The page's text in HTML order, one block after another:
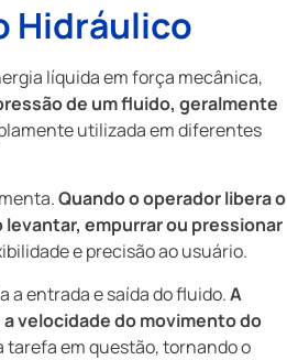
Hidráulico
líquida em força mecânica,
de um fluido, geralmente
utilizada em diferentes
Quando o operador libera o
empurrar ou pressionar
e precisão ao usuário.
a entrada e saída do fluido.A
velocidade do movimento do
tarefa em questão, tornando o